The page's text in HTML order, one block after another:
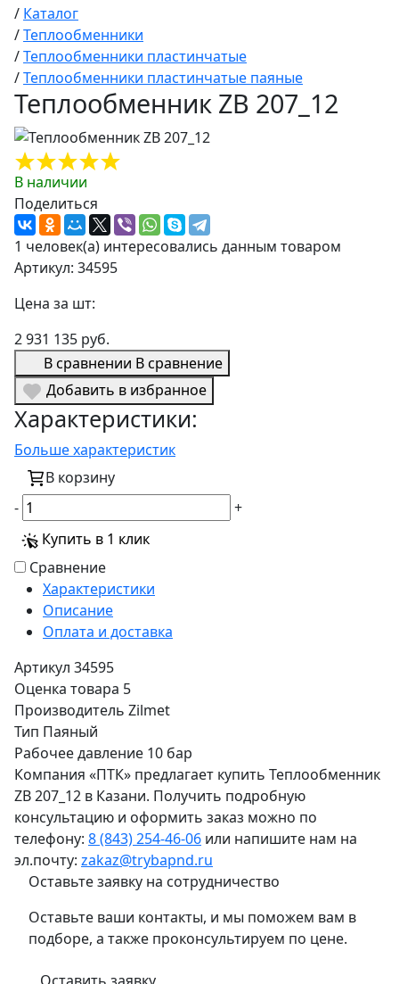
/ Каталог
/Теплообменники
/Теплообменники пластинчатые
/Теплообменники пластинчатые паяные
Теплообменник ZB 207_12
В наличии
Поделиться
1 человек(а) интересовались данным товаром
Артикул: 34595
Цена за шт:
2 931 135 руб.
В сравнении В сравнение
Добавить в избранное
Характеристики:
Больше характеристик
В корзину
-
+
Купить в 1 клик
Сравнение
Характеристики
Описание
Оплата и доставка
Артикул 34595
Оценка товара 5
Производитель Zilmet
Тип Паяный
Рабочее давление 10 бар
Компания «ПТК» предлагает купить Теплообменник
ZB 207_12 в Казани. Получить подробную
консультацию и оформить заказ можно по
телефону: 8 (843) 254-46-06 или напишите нам на
эл.почту: zakaz@trybapnd.ru
Оставьте заявку на сотрудничество
Оставьте ваши контакты, и мы поможем вам в
подборе, а также проконсультируем по цене.